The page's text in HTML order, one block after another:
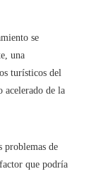
se
una
turísticos del
acelerado de la
problemas de
que podría